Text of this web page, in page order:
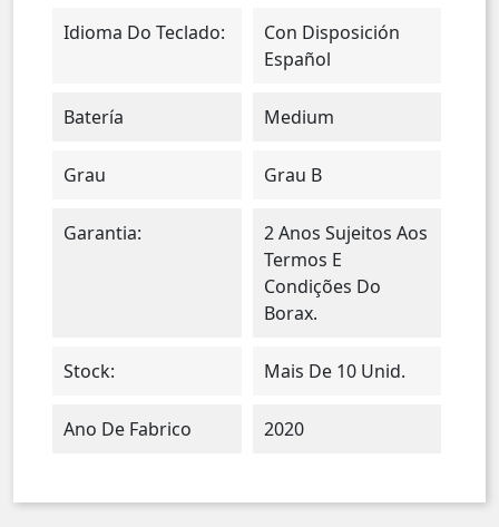
Idioma Do Teclado:
Con Disposición
Español
Batería Medium
Grau Grau B
Garantia:
2 Anos Sujeitos Aos
Termos E
Condições Do
Borax.
Stock: Mais De 10 Unid.
Ano De Fabrico 2020